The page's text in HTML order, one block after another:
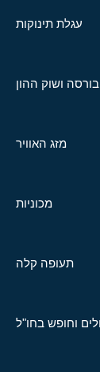
עגלת תינוקות
בורסה ושוק ההון
מזג האוויר
מכוניות
תעופה קלה
וחופש בחו"ל